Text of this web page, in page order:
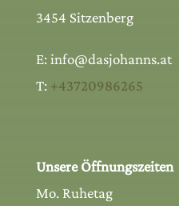
3454 Sitzenberg
E: info@dasjohanns.at
T: +43720986265
Unsere Öffnungszeiten
Mo. Ruhetag